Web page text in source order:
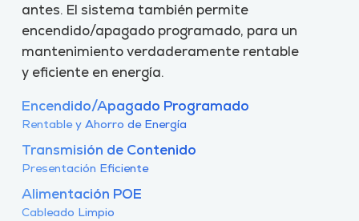
antes. El sistema también permite
encendido/apagado programado, para un
mantenimiento verdaderamente rentable
y eficiente en energía.
Encendido/Apagado Programado
Rentable y Ahorro de Energía
Transmisión de Contenido
Presentación Eficiente
Alimentación POE
Cableado Limpio